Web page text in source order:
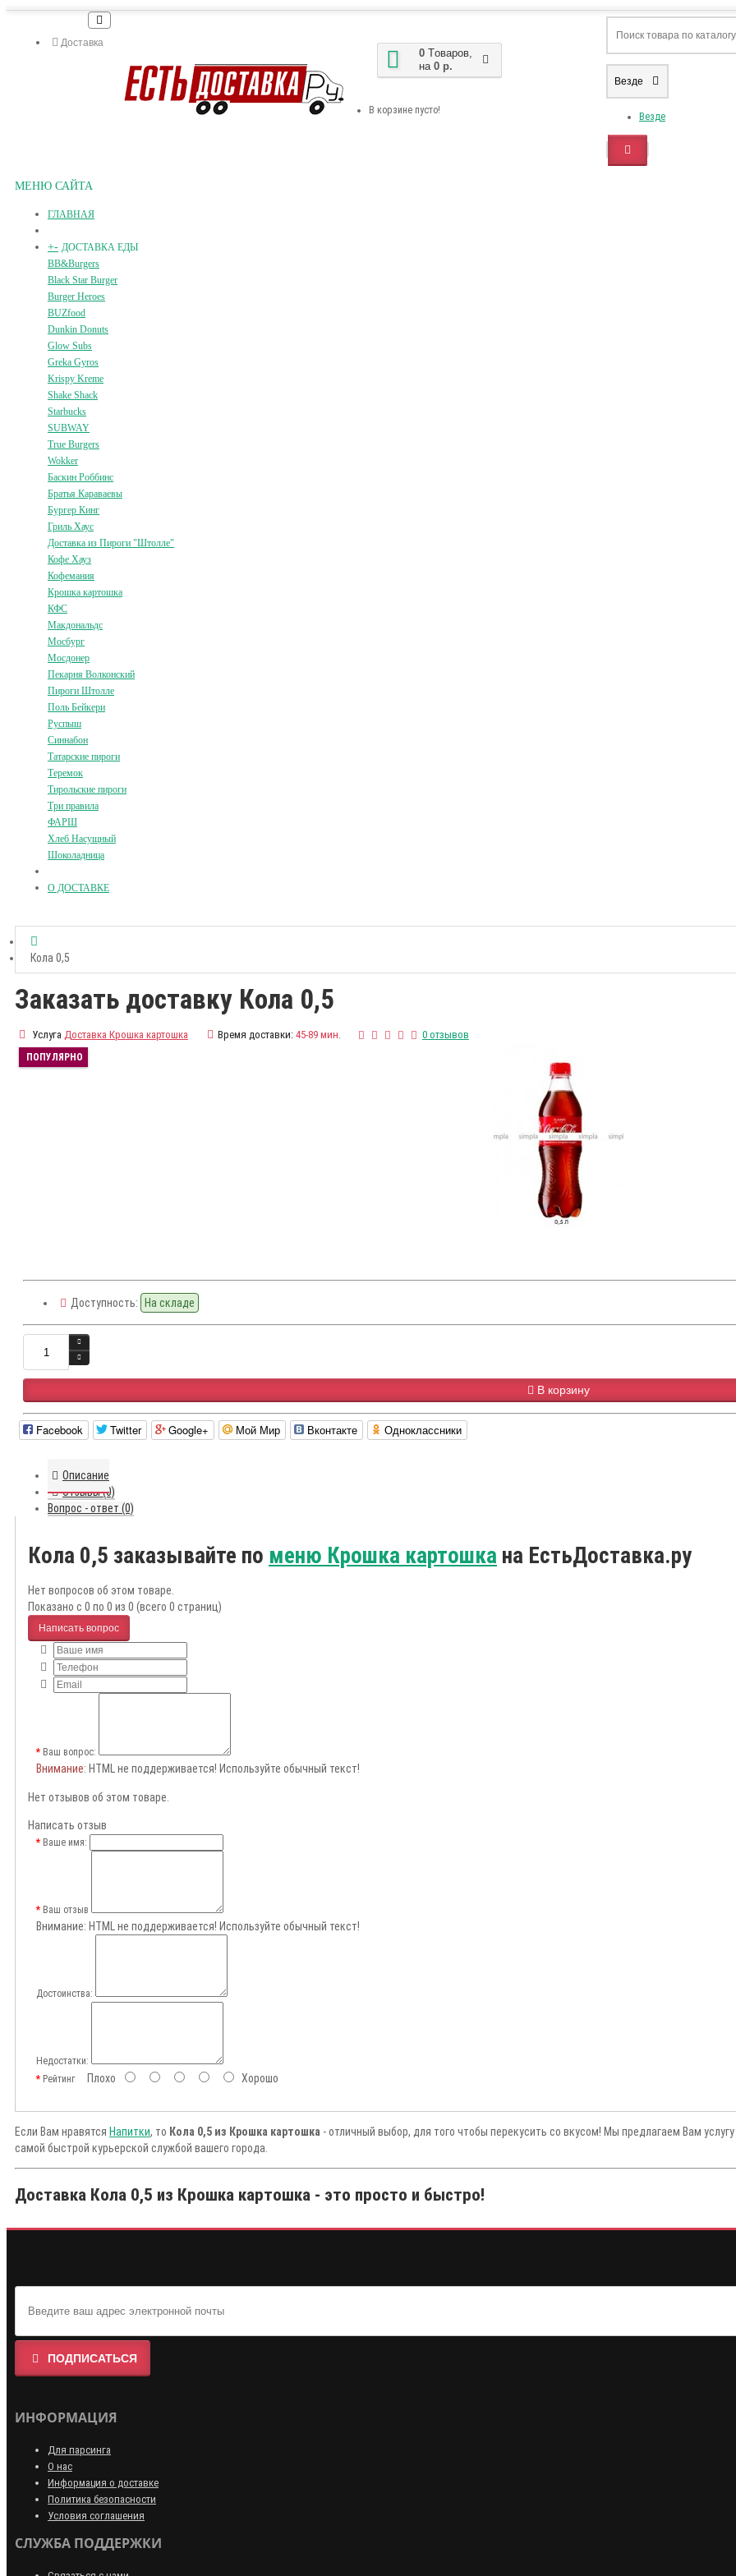
Доставка
0 Tоваров,
на 0 р.
В корзине пусто!
Везде
Везде
МЕНЮ САЙТА
ГЛАВНАЯ
+- ДОСТАВКА ЕДЫ
BB&Burgers
Black Star Burger
Burger Heroes
BUZfood
Dunkin Donuts
Glow Subs
Greka Gyros
Krispy Kreme
Shake Shack
Starbucks
SUBWAY
True Burgers
Wokker
Баскин Роббинс
Братья Караваевы
Бургер Кинг
Гриль Хаус
Доставка из Пироги "Штолле"
Кофе Хауз
Кофемания
Крошка картошка
КФС
Макдональдс
Мосбург
Мосдонер
Пекарня Волконский
Пироги Штолле
Поль Бейкери
Руспыш
Синнабон
Татарские пироги
Теремок
Тирольские пироги
Три правила
ФАРШ
Хлеб Насущный
Шоколадница
О ДОСТАВКЕ
Кола 0,5
Заказать доставку Кола 0,5
Услуга Доставка Крошка картошка Время доставки: 45-89 мин. 0 отзывов
ПОПУЛЯРНО
Доступность: На складе
В корзину
Facebook Twitter Google+ Мой Мир Вконтакте Одноклассники
Описание
Отзывы (0)
Вопрос - ответ (0)
Кола 0,5 заказывайте по меню Крошка картошка на ЕстьДоставка.ру
Нет вопросов об этом товаре.
Показано с 0 по 0 из 0 (всего 0 страниц)
Написать вопрос
Ваш вопрос:
Внимание: HTML не поддерживается! Используйте обычный текст!
Нет отзывов об этом товаре.
Написать отзыв
Ваше имя:
Ваш отзыв
Внимание: HTML не поддерживается! Используйте обычный текст!
Достоинства:
Недостатки:
РейтингПлохо Хорошо
Если Вам нравятся Напитки, то Кола 0,5 из Крошка картошка - отличный выбор, для того чтобы перекусить со вкусом! Мы предлагаем Вам услугу
самой быстрой курьерской службой вашего города.
Доставка Кола 0,5 из Крошка картошка - это просто и быстро!
ПОДПИСАТЬСЯ
ИНФОРМАЦИЯ
Для парсинга
О нас
Информация о доставке
Политика безопасности
Условия соглашения
СЛУЖБА ПОДДЕРЖКИ